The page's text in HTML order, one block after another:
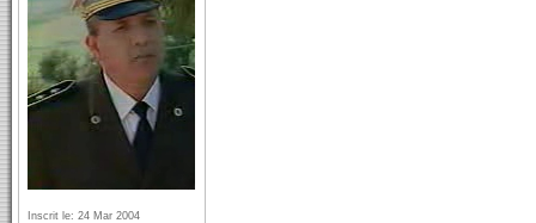
Inscrit le: 24 Mar 2004